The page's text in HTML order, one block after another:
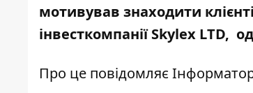
мотивував знаходити
інвесткомпанії Skylex LTD,
Про це повідомляє